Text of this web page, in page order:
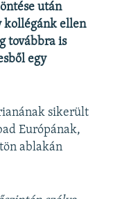
után
kollégánk ellen
továbbra is
egy
sikerült
Európának,
ablakán